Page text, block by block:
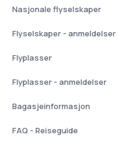
Nasjonale flyselskaper
Flyselskaper - anmeldelser
Flyplasser
Flyplasser - anmeldelser
Bagasjeinformasjon
FAQ - Reiseguide